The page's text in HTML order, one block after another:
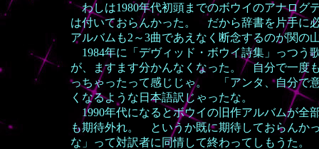
わしは1980年代初頭までのボウイのアナログ
は付いておらんかった。 だから辞書を片手に
アルバムも2～3曲であえなく断念するのが関の
1984年に「デヴィッド・ボウイ詩集」っつう
が、ますます分かんなくなった。 自分で一度
っちゃったって感じじゃ。 「アンタ、自分で
くなるような日本語訳じゃったな。
1990年代になるとボウイの旧作アルバムが全
も期待外れ。 というか既に期待しておらんか
な」って対訳者に同情して終わってしもうた